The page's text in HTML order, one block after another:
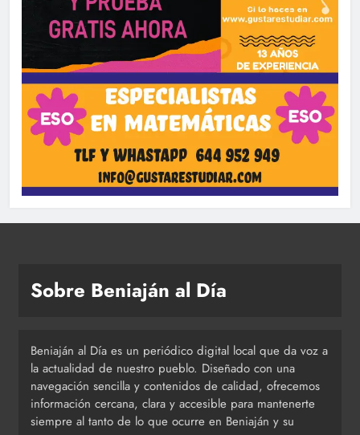
Sobre Beniaján al Día
Beniaján al Día es un periódico digital local que da voz a
la actualidad de nuestro pueblo. Diseñado con una
navegación sencilla y contenidos de calidad, ofrecemos
información cercana, clara y accesible para mantenerte
siempre al tanto de lo que ocurre en Beniaján y su